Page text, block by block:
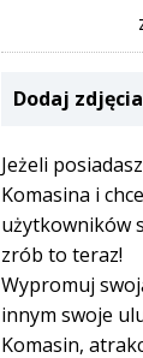
Dodaj zdjęcia
Jeżeli
Komasina i
użytkowników
zrób to teraz!
Wypromuj
innym swoje
Komasin,